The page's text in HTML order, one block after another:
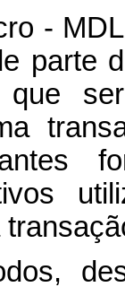
-
parte